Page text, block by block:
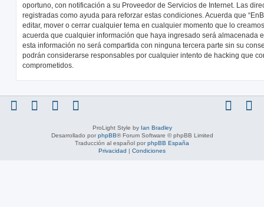
oportuno, con notificación a su Proveedor de Servicios de Internet. Las
registradas como ayuda para reforzar estas condiciones. Acuerda que
editar, mover o cerrar cualquier tema en cualquier momento que lo
acuerda que cualquier información que haya ingresado será almacenada
esta información no será compartida con ninguna tercera parte sin su
podrán considerarse responsables por cualquier intento de hacking que
comprometidos.
ProLight Style by Ian Bradley
Desarrollado por phpBB® Forum Software © phpBB Limited
Traducción al español por phpBB España
Privacidad | Condiciones